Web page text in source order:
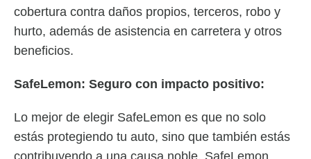
cobertura contra daños propios, terceros, robo y
hurto, además de asistencia en carretera y otros
beneficios.
SafeLemon: Seguro con impacto positivo:
Lo mejor de elegir SafeLemon es que no solo
estás protegiendo tu auto, sino que también estás
contribuyendo a una causa noble. SafeLemon